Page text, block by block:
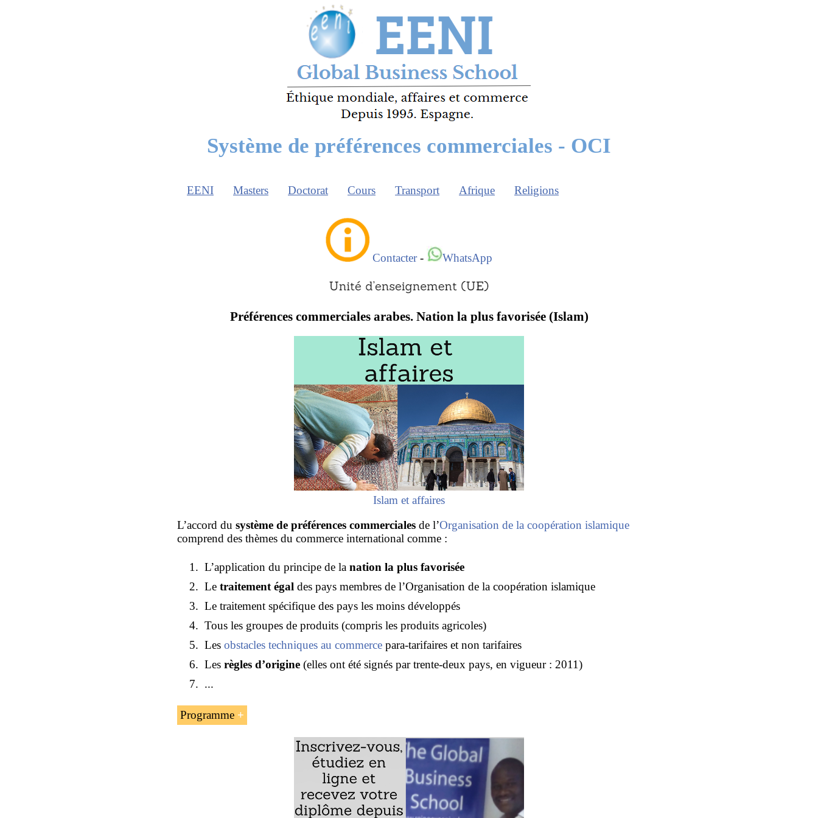
Système de préférences commerciales - OCI
EENI Masters Doctorat Cours Transport Afrique Religions
Contacter- WhatsApp
Préférences commerciales arabes. Nation la plus favorisée (Islam)
Islam et affaires
L’accord du système de préférences commerciales de l’Organisation de la coopération islamique
comprend des thèmes du commerce international comme :
L’application du principe de la nation la plus favorisée
Le traitement égal des pays membres de l’Organisation de la coopération islamique
Le traitement spécifique des pays les moins développés
Tous les groupes de produits (compris les produits agricoles)
Les obstacles techniques au commerce para-tarifaires et non tarifaires
Les règles d’origine (elles ont été signés par trente-deux pays, en vigueur : 2011)
...
Programme
L’introduction au système de préférences commerciales (SPC) de l’OCI
L’accord-cadre du système de préférences commerciales de l’OCI
Le protocole sur le schéma du tarif préférentiel (PRETAS)
Les règles d’origine du système de préférences commerciales de l’OCI